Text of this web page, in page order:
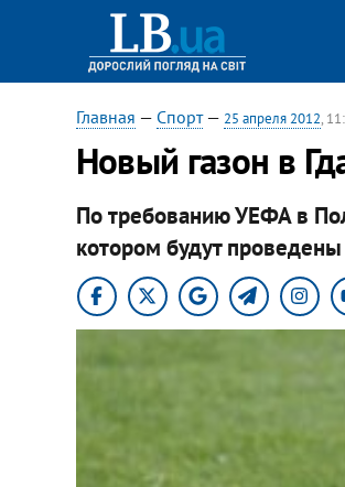
Главная — Спорт— 25 апреля 2012,
Новый газон в
По требованию УЕФА в
котором будут